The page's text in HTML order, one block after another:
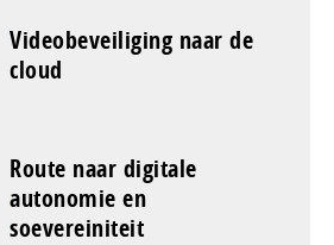
Videobeveiliging naar de
cloud
Route naar digitale
autonomie en
soevereiniteit